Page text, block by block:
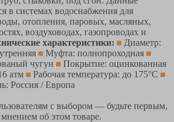
в системах водоснабжения для
отопления, паровых, масляных,
воздуховодах, газопроводах и
характеристики:
Диаметр:
Муфта: полнопроходная
чугун
Покрытие: оцинкованная
атм
Рабочая температура: до 175°С
Россия / Европа
с выбором — будьте первым,
об этом товаре.